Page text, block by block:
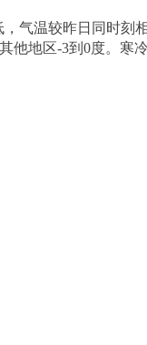
气温较昨日同时刻
他地区-3到0度。寒